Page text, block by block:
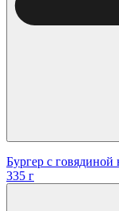
Бургер с говядиной
335 г